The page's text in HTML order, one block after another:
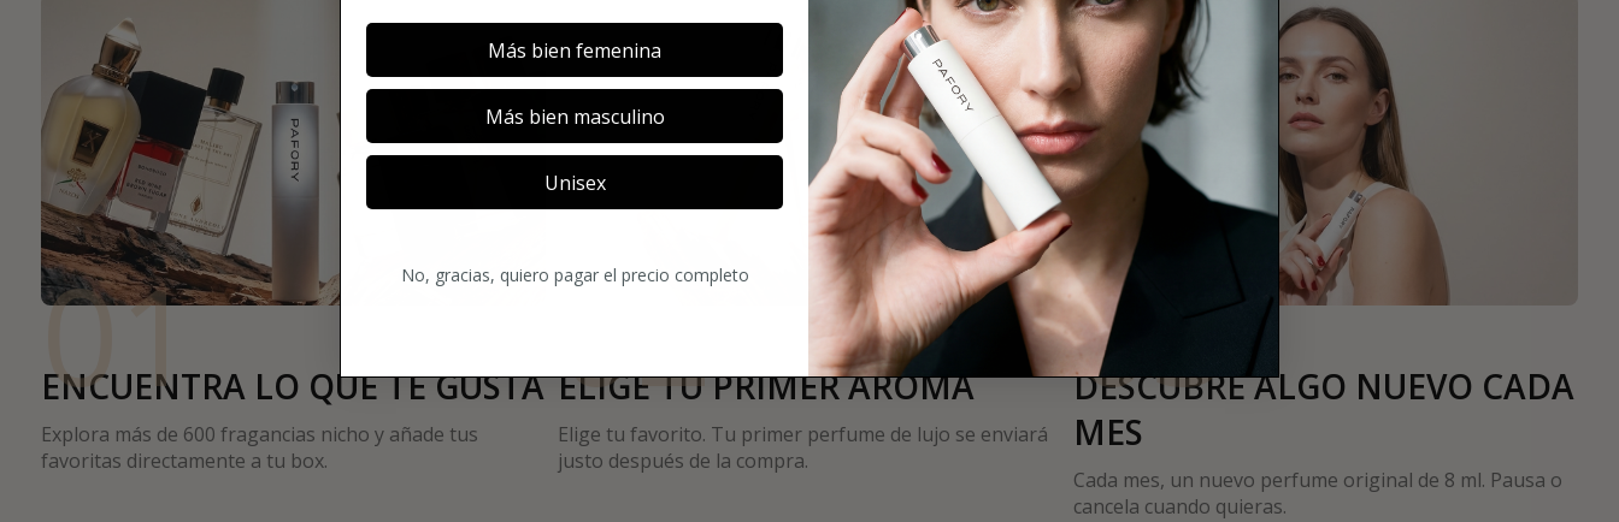
01
ENCUENTRA LO QUE TE GUSTA
Explora más de 600 fragancias nicho y añade tus
favoritas directamente a tu box.
02
ELIGE TU PRIMER AROMA
Elige tu favorito. Tu primer perfume de lujo se enviará
justo después de la compra.
03
DESCUBRE ALGO NUEVO CADA
MES
Cada mes, un nuevo perfume original de 8 ml. Pausa o
cancela cuando quieras.
Más bien femenina
Más bien masculino
Unisex
No, gracias, quiero pagar el precio completo